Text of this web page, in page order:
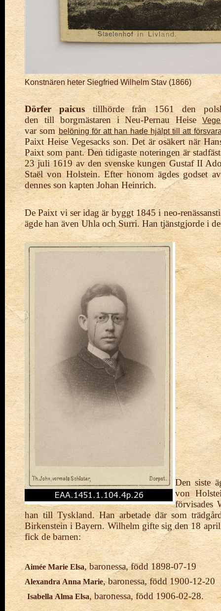
Konstnären heter Siegfried Wilhelm Stav (1866)
Dörfer paicustillhörde från 1561 den
dentill borgmästaren i Neu-Pernau Heise
varsombelöning för att han hade hjälpt till att
Paixt Heise Vegesacks son. Det är osäkert när
Paixt som pant. Den tidigaste noteringen är
23 juli 1619 av den svenske kungen Gustaf II
Staël von Holstein. Efter honom ägdes godset
dennes son kapten Johan Heinrich.
De Paixt vi ser idag är byggt 1845 i neo-
ägde han även Uhla och Surri. Han tjänstgjorde i
Den siste
von
han till Tyskland. Han arbetade där som
Birkenstein i Bayern. Wilhelm gifte sig den 18
fick debarnen:
Aimée Marie Elsa, baronessa, född 1898-07-19
Alexandra Anna Marie, baronessa, född 1900-12-20
Isabella Alma Elsa, baronessa, född 1906-02-28.